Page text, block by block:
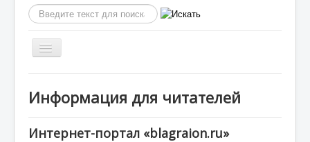
Искать...
Включить/
выключить
Сайт округа
Календарь выпусков
Информация для читателей
Интернет-портал «blagraion.ru»